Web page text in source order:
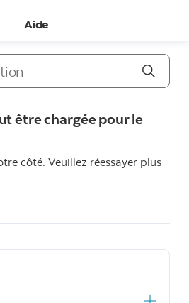
Aide
Poser
être chargée pour le
côté. Veuillez réessayer plus